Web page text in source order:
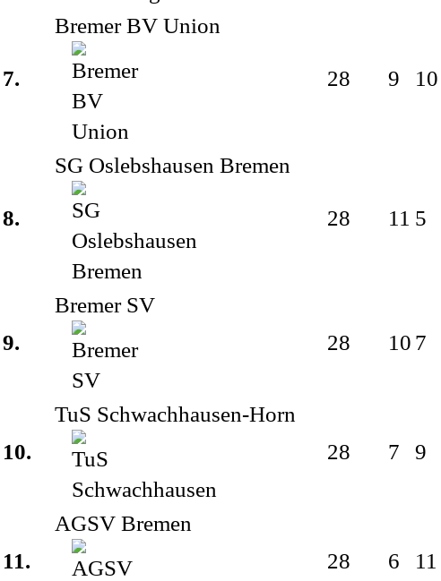
7.
Bremer BV Union
28 9 10
8.
SG Oslebshausen Bremen
28 11 5
9.
Bremer SV
28
10 7
10.
TuS Schwachhausen-Horn
28
7 9
11.
AGSV Bremen
28
6 11